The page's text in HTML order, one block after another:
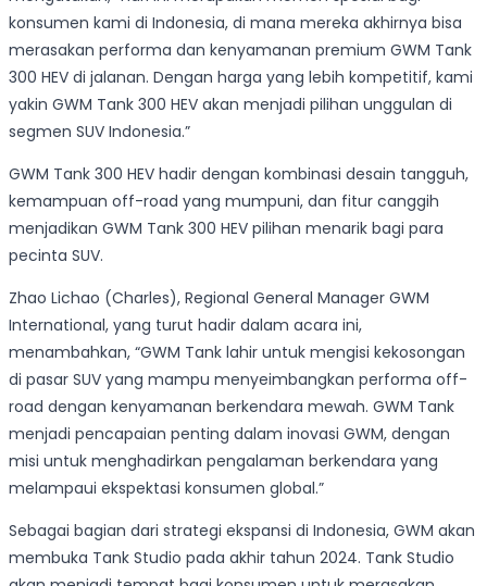
konsumen kami di Indonesia, di mana mereka akhirnya bisa
merasakan performa dan kenyamanan premium GWM Tank
300 HEV di jalanan. Dengan harga yang lebih kompetitif, kami
yakin GWM Tank 300 HEV akan menjadi pilihan unggulan di
segmen SUV Indonesia.”
GWM Tank 300 HEV hadir dengan kombinasi desain tangguh,
kemampuan off-road yang mumpuni, dan fitur canggih
menjadikan GWM Tank 300 HEV pilihan menarik bagi para
pecinta SUV.
Zhao Lichao (Charles), Regional General Manager GWM
International, yang turut hadir dalam acara ini,
menambahkan, “GWM Tank lahir untuk mengisi kekosongan
di pasar SUV yang mampu menyeimbangkan performa off-
road dengan kenyamanan berkendara mewah. GWM Tank
menjadi pencapaian penting dalam inovasi GWM, dengan
misi untuk menghadirkan pengalaman berkendara yang
melampaui ekspektasi konsumen global.”
Sebagai bagian dari strategi ekspansi di Indonesia, GWM akan
membuka Tank Studio pada akhir tahun 2024. Tank Studio